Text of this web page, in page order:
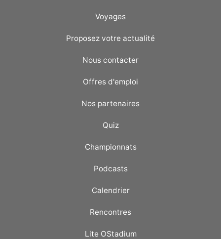
Voyages
Proposez votre actualité
Nous contacter
Offres d'emploi
Nos partenaires
Quiz
Championnats
Podcasts
Calendrier
Rencontres
Lite OStadium